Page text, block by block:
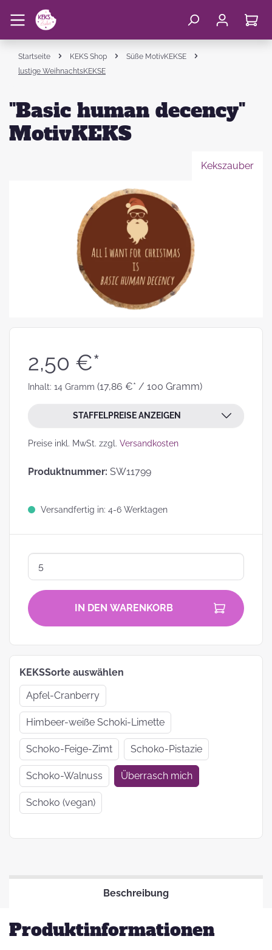
Startseite KEKS Shop
Süße MotivKEKSE
lustige WeihnachtsKEKSE
"Basic human decency"
MotivKEKS
Kekszauber
2,50 €*
Inhalt: 14 Gramm (17,86 €* / 100 Gramm)
STAFFELPREISE ANZEIGEN
Preise inkl. MwSt. zzgl. Versandkosten
Produktnummer: SW11799
Versandfertig in: 4-6 Werktagen
IN DEN WARENKORB
KEKSSorte auswählen
Apfel-Cranberry
Himbeer-weiße Schoki-Limette
Schoko-Feige-Zimt Schoko-Pistazie
Schoko-Walnuss Überrasch mich
Schoko (vegan)
Beschreibung
Produktinformationen